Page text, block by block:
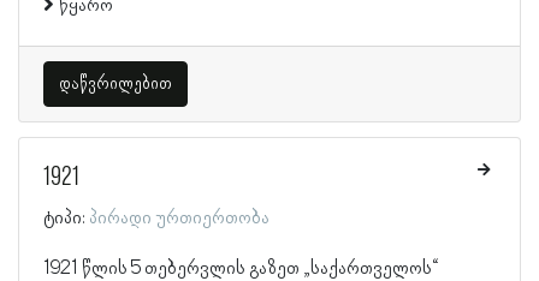
წყარო
დაწვრილებით
1921
ტიპი: პირადი ურთიერთობა
1921 წლის 5 თებერვლის გაზეთ „საქართველოს“